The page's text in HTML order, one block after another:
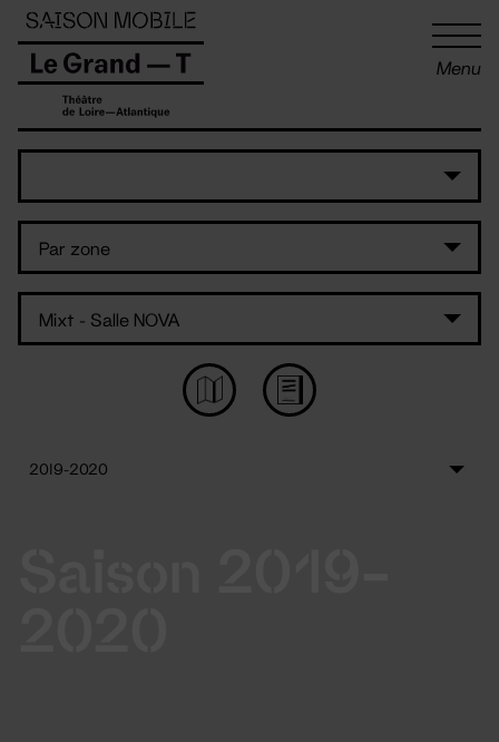
Menu
Panneau de gestion des cookies